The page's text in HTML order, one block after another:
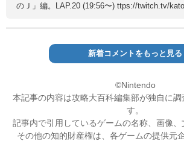
のＪ」編。LAP.20 (19:56〜) ttps://twitch.tv/
新着コメントをもっと見る
©Nintendo
本記事の内容は攻略大百科編集部が独自に
す。
記事内で引用しているゲームの名称、画像
その他の知的財産権は、各ゲームの提供元